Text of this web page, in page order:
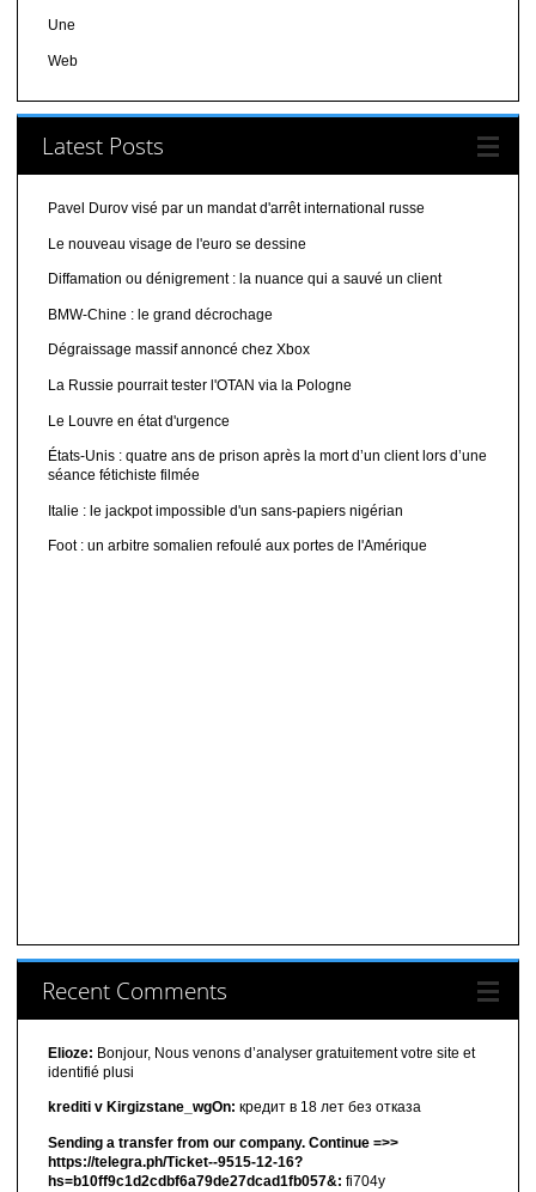
Une
Web
Latest Posts
Pavel Durov visé par un mandat d'arrêt international russe
Le nouveau visage de l'euro se dessine
Diffamation ou dénigrement : la nuance qui a sauvé un client
BMW-Chine : le grand décrochage
Dégraissage massif annoncé chez Xbox
La Russie pourrait tester l'OTAN via la Pologne
Le Louvre en état d'urgence
États-Unis : quatre ans de prison après la mort d’un client lors d’une
séance fétichiste filmée
Italie : le jackpot impossible d'un sans-papiers nigérian
Foot : un arbitre somalien refoulé aux portes de l'Amérique
Recent Comments
Elioze: Bonjour, Nous venons d’analyser gratuitement votre site et
identifié plusi
krediti v Kirgizstane_wgOn: кредит в 18 лет без отказа
Sending a transfer from our company. Continue =>>
https://telegra.ph/Ticket--9515-12-16?
hs=b10ff9c1d2cdbf6a79de27dcad1fb057&: fi704y